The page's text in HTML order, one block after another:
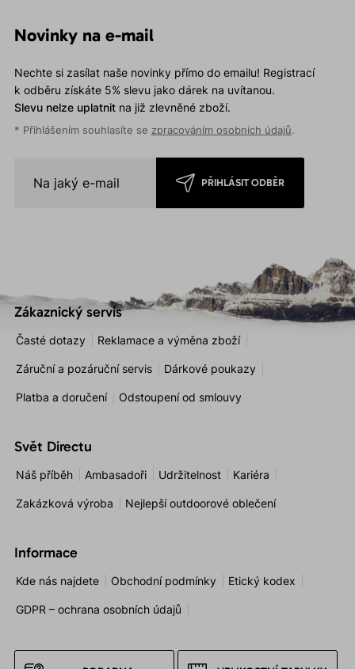
Novinky na e-mail
Nechte si zasílat naše novinky přímo do emailu! Registrací
k odběru získáte 5% slevu jako dárek na uvítanou.
Slevu nelze uplatnitna již zlevněné zboží.
* Přihlášením souhlasíte se zpracováním osobních údajů.
PŘIHLÁSIT ODBĚR
Zákaznický servis
Časté dotazy Reklamace a výměna zboží
Záruční a pozáruční servis Dárkové poukazy
Platba a doručení Odstoupení od smlouvy
Svět Directu
Náš příběh Ambasadoři Udržitelnost Kariéra
Zakázková výroba Nejlepší outdoorové oblečení
Informace
Kde nás najdete Obchodní podmínky Etický kodex
GDPR – ochrana osobních údajů